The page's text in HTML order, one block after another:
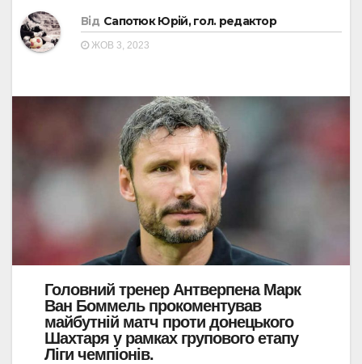
Від Сапотюк Юрій, гол. редактор
ЖОВ 3, 2023
Головний тренер Антверпена Марк
Ван Боммель прокоментував
майбутній матч проти донецького
Шахтаря у рамках групового етапу
Ліги чемпіонів.